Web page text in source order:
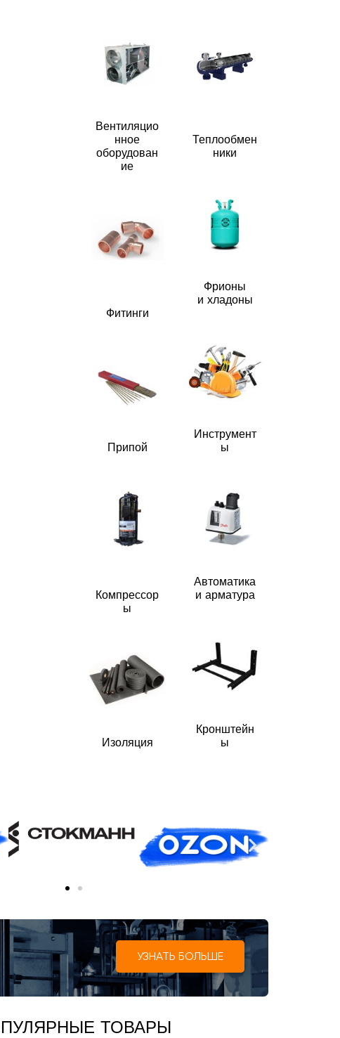
Вентиляцио
нное
оборудован
ие
Фитинги
Припой
Компрессор
ы
Изоляция
Теплообмен
ники
Фрионы
и хладоны
Инструмент
ы
Автоматика
и арматура
Кронштейн
ы
УЗНАТЬ БОЛЬШЕ
ТОВАРЫ